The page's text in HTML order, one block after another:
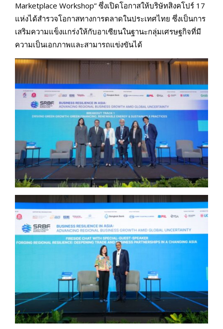
Marketplace Workshop” ซึ่งเปิดโอกาสให้บริษัทสิงคโปร์ 17
แห่งได้สำรวจโอกาสทางการตลาดในประเทศไทย ซึ่งเป็นการ
เสริมความแข็งแกร่งให้กับอาเซียนในฐานะกลุ่มเศรษฐกิจที่มี
ความเป็นเอกภาพและสามารถแข่งขันได้